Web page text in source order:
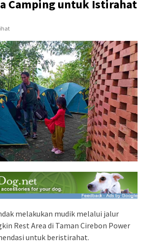
Camping untuk Istirahat
melakukan mudik melalui jalur
Rest Area di Taman Cirebon Power
untuk beristirahat.